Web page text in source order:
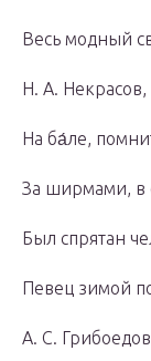
Весь модный
Н. А.
На ба́ле,
За ширмами, в
Был спрятан
Певец зимой
А. С.